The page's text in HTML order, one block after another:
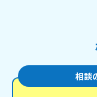
相談